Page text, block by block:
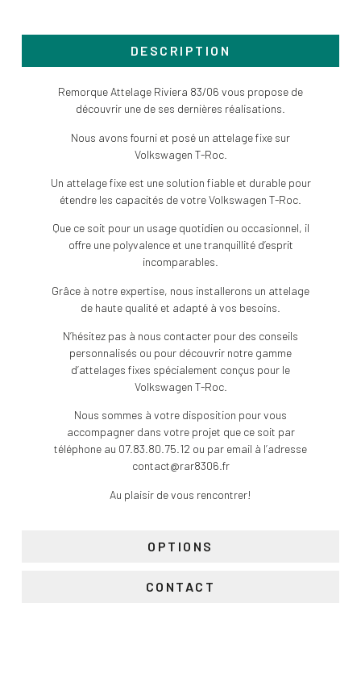
DESCRIPTION
OPTIONS
CONTACT
Remorque Attelage Riviera 83/06 vous propose de
découvrir une de ses dernières réalisations.
Nous avons fourni et posé un attelage fixe sur
Volkswagen T-Roc.
Un attelage fixe est une solution fiable et durable pour
étendre les capacités de votre Volkswagen T-Roc.
Que ce soit pour un usage quotidien ou occasionnel, il
offre une polyvalence et une tranquillité d’esprit
incomparables.
Grâce à notre expertise, nous installerons un attelage
de haute qualité et adapté à vos besoins.
N’hésitez pas à nous contacter pour des conseils
personnalisés ou pour découvrir notre gamme
d’attelages fixes spécialement conçus pour le
Volkswagen T-Roc.
Nous sommes à votre disposition pour vous
accompagner dans votre projet que ce soit par
téléphone au 07.83.80.75.12 ou par email à l’adresse
contact@rar8306.fr
Au plaisir de vous rencontrer!